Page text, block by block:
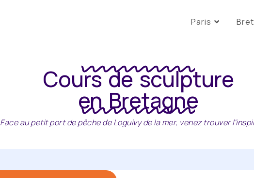
Paris
Cours de sculpture
en Bretagne
Face au petit port de pêche de Loguivy de la mer, venez trouver